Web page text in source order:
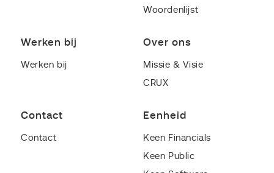
Woordenlijst
Werken bij
Werken bij
Over ons
Missie & Visie
CRUX
Contact
Contact
Eenheid
Keen Financials
Keen Public